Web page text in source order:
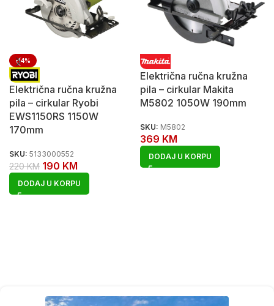
-14%
Električna ručna kružna
pila – cirkular Ryobi
EWS1150RS 1150W
170mm
SKU: 5133000552
220KM 190 KM
DODAJ U KORPU
Električna ručna kružna
pila – cirkular Makita
M5802 1050W 190mm
SKU: M5802
369 KM
DODAJ U KORPU